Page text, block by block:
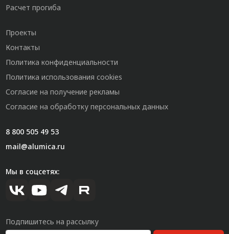
Расчет прогиба
Проекты
Контакты
Политика конфиденциальности
Политика использования cookies
Согласие на получение рекламы
Согласие на обработку персональных данных
8 800 505 49 53
mail@alumica.ru
Мы в соцсетях:
Подпишитесь на рассылку